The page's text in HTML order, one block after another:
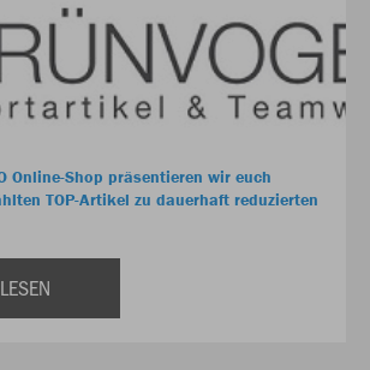
Online-Shop präsentieren wir euch
TOP-Artikel zu dauerhaft reduzierten